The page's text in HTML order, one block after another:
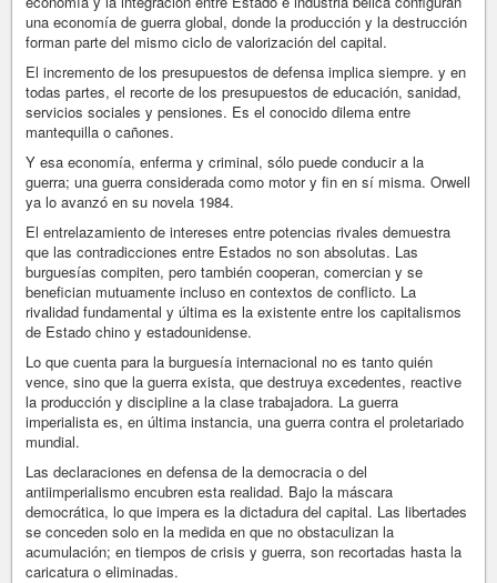
una economía de guerra global, donde la producción y la destrucción
forman parte del mismo ciclo de valorización del capital.
El incremento de los presupuestos de defensa implica siempre. y en
todas partes, el recorte de los presupuestos de educación, sanidad,
servicios sociales y pensiones. Es el conocido dilema entre
mantequilla o cañones.
Y esa economía, enferma y criminal, sólo puede conducir a la
guerra; una guerra considerada como motor y fin en sí misma. Orwell
ya lo avanzó en su novela 1984.
El entrelazamiento de intereses entre potencias rivales demuestra
que las contradicciones entre Estados no son absolutas. Las
burguesías compiten, pero también cooperan, comercian y se
benefician mutuamente incluso en contextos de conflicto. La
rivalidad fundamental y última es la existente entre los capitalismos
de Estado chino y estadounidense.
Lo que cuenta para la burguesía internacional no es tanto quién
vence, sino que la guerra exista, que destruya excedentes, reactive
la producción y discipline a la clase trabajadora. La guerra
imperialista es, en última instancia, una guerra contra el proletariado
mundial.
Las declaraciones en defensa de la democracia o del
antiimperialismo encubren esta realidad. Bajo la máscara
democrática, lo que impera es la dictadura del capital. Las libertades
se conceden solo en la medida en que no obstaculizan la
acumulación; en tiempos de crisis y guerra, son recortadas hasta la
caricatura o eliminadas.